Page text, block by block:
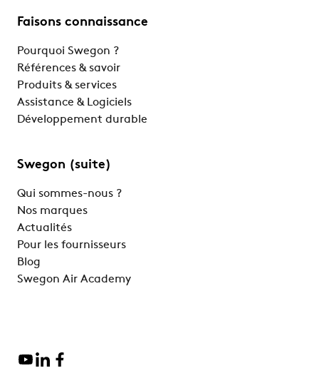
Faisons connaissance
Pourquoi Swegon ?
Références & savoir
Produits & services
Assistance & Logiciels
Développement durable
Swegon (suite)
Qui sommes-nous ?
Nos marques
Actualités
Pour les fournisseurs
Blog
Swegon Air Academy